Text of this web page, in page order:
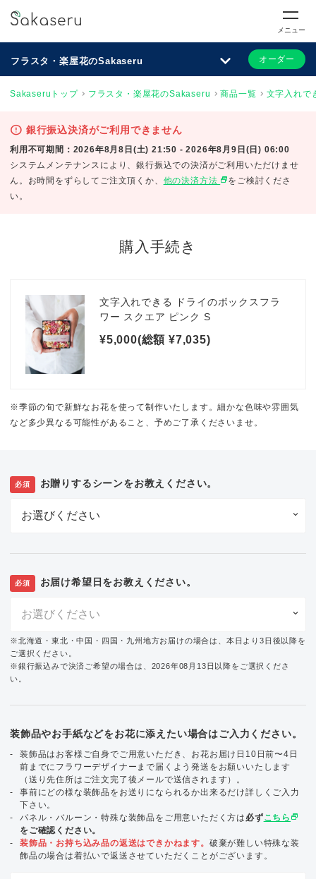
メニュー
フラスタ・楽屋花のSakaseru オーダー
Sakaseruトップ フラスタ・楽屋花のSakaseru 商品一覧 文字入れで
error 銀行振込決済がご利用できません
利用不可期間：2026年8月8日(土) 21:50 - 2026年8月9日(日) 06:00
システムメンテナンスにより、銀行振込での決済がご利用いただけませ
ん。お時間をずらしてご注文頂くか、 他の決済方法 select_windowをご検討くださ
い。
購入手続き
文字入れできる ドライのボックスフラ
ワー スクエア ピンク S
¥5,000(総額 ¥7,035)
※季節の旬で新鮮なお花を使って制作いたします。細かな色味や雰囲気
など多少異なる可能性があること、予めご了承くださいませ。
必須 お贈りするシーンをお教えください。
必須 お届け希望日をお教えください。
※北海道・東北・中国・四国・九州地方お届けの場合は、本日より3日後以降を
ご選択ください。
※銀行振込みで決済ご希望の場合は、2026年08月13日以降をご選択くださ
い。
装飾品やお手紙などをお花に添えたい場合はご入力ください。
装飾品はお客様ご自身でご用意いただき、お花お届け日10日前〜4日
前までにフラワーデザイナーまで届くよう発送をお願いいたします
（送り先住所はご注文完了後メールで送信されます）。
事前にどの様な装飾品をお送りになられるか出来るだけ詳しくご入力
下さい。
パネル・バルーン・特殊な装飾品をご用意いただく方は 必ずこちら select_window
をご確認ください。
装飾品・お持ち込み品の返送はできかねます。 破棄が難しい特殊な装
飾品の場合は着払いで返送させていただくことがございます。